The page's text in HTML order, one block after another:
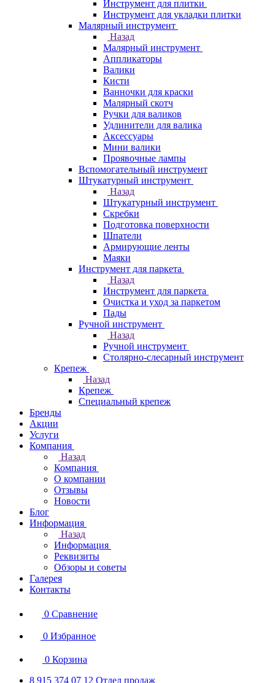
Инструмент для плитки
Инструмент для укладки плитки
Малярный инструмент
Назад
Малярный инструмент
Аппликаторы
Валики
Кисти
Ванночки для краски
Малярный скотч
Ручки для валиков
Удлинители для валика
Аксессуары
Мини валики
Проявочные лампы
Вспомогательный инструмент
Штукатурный инструмент
Назад
Штукатурный инструмент
Скребки
Подготовка поверхности
Шпатели
Армирующие ленты
Маяки
Инструмент для паркета
Назад
Инструмент для паркета
Очистка и уход за паркетом
Пады
Ручной инструмент
Назад
Ручной инструмент
Столярно-слесарный инструмент
Крепеж
Назад
Крепеж
Специальный крепеж
Бренды
Акции
Услуги
Компания
Назад
Компания
О компании
Отзывы
Новости
Блог
Информация
Назад
Информация
Реквизиты
Обзоры и советы
Галерея
Контакты
0 Сравнение
0 Избранное
0 Корзина
8 915 374 07 12 Отдел продаж